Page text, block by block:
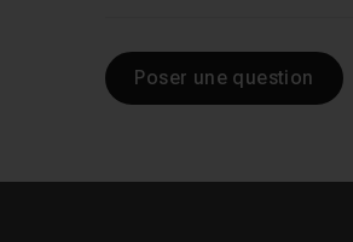
Poser une question